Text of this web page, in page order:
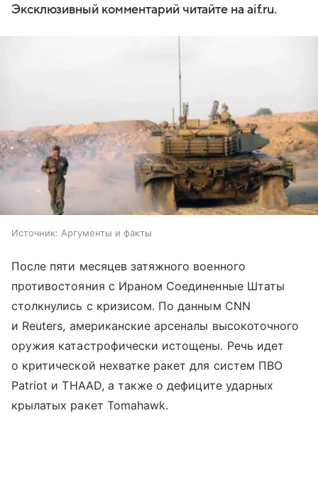
Эксклюзивный комментарий читайте на aif.ru.
Источник: Аргументы и факты
После пяти месяцев затяжного военного
противостояния с Ираном Соединенные Штаты
столкнулись с кризисом. По данным CNN
и Reuters, американские арсеналы высокоточного
оружия катастрофически истощены. Речь идет
о критической нехватке ракет для систем ПВО
Patriot и THAAD, а также о дефиците ударных
крылатых ракет Tomahawk.